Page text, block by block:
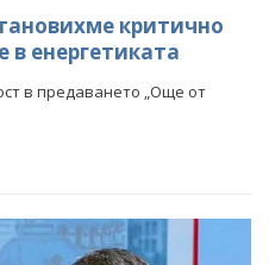
критично
в енергетиката
в предаването „Още от